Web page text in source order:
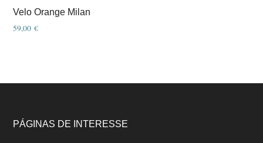
Velo Orange Milan
59,00€
Footer
PÁGINAS DE INTERESSE